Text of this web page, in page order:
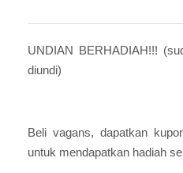
UNDIAN BERHADIAH!!!
diundi)
Beli vagans, dapatkan
untuk mendapatkan hadiah